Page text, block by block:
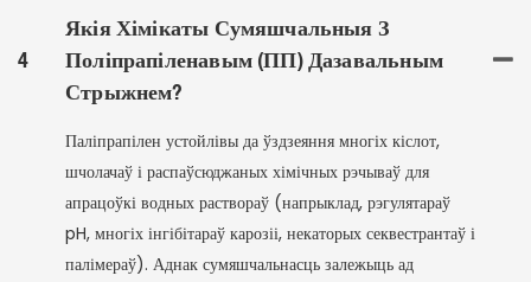
4
Якія Хімікаты Сумяшчальныя З
Поліпрапіленавым (ПП) Дазавальным
Стрыжнем?
Паліпрапілен устойлівы да ўздзеяння многіх кіслот,
шчолачаў і распаўсюджаных хімічных рэчываў для
апрацоўкі водных раствораў (напрыклад, рэгулятараў
pH, многіх інгібітараў карозіі, некаторых секвестрантаў і
палімераў). Аднак сумяшчальнасць залежыць ад